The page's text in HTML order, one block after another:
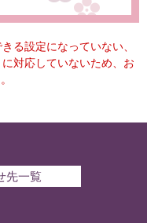
る設定になっていない、
対応していないため、お
先一覧